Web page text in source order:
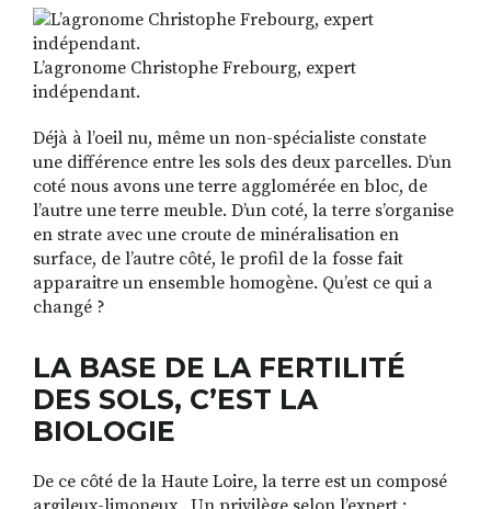
L’agronome Christophe Frebourg, expert
indépendant.
Déjà à l’oeil nu, même un non-spécialiste constate
une différence entre les sols des deux parcelles. D’un
coté nous avons une terre agglomérée en bloc, de
l’autre une terre meuble. D’un coté, la terre s’organise
en strate avec une croute de minéralisation en
surface, de l’autre côté, le profil de la fosse fait
apparaitre un ensemble homogène. Qu’est ce qui a
changé ?
LA BASE DE LA FERTILITÉ
DES SOLS, C’EST LA
BIOLOGIE
De ce côté de la Haute Loire, la terre est un composé